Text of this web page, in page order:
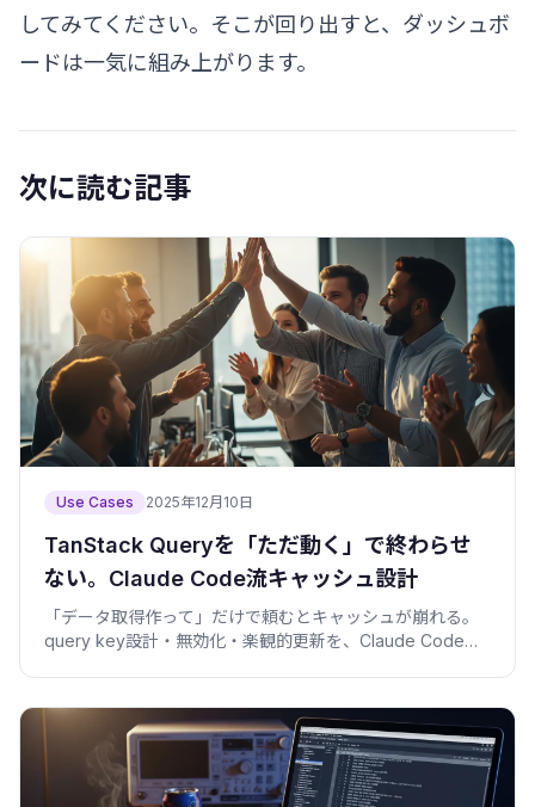
してみてください。そこが回り出すと、ダッシュボ
ードは一気に組み上がります。
次に読む記事
Use Cases 2025年12月10日
TanStack Queryを「ただ動く」で終わらせ
ない。Claude Code流キャッシュ設計
「データ取得作って」だけで頼むとキャッシュが崩れる。
query key設計・無効化・楽観的更新を、Claude Codeに